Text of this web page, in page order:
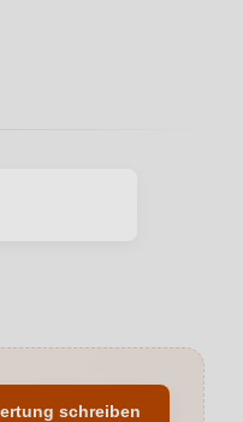
Edelstahltank
schreiben